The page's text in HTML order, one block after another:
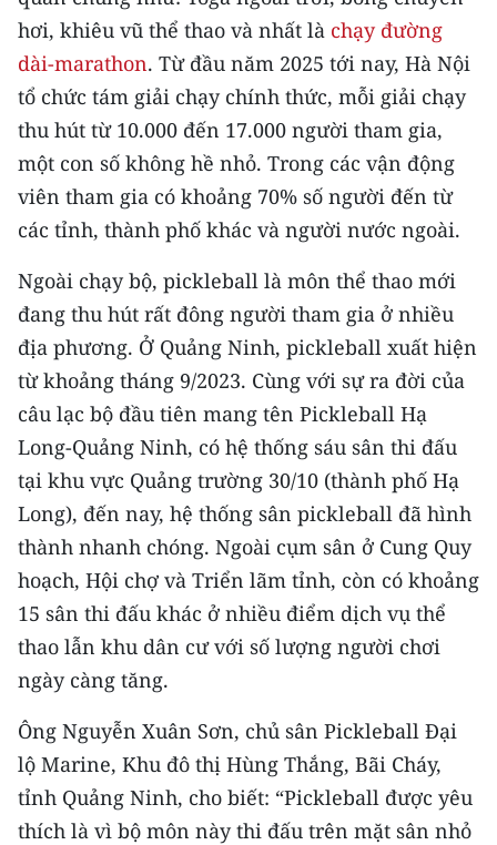
Đồng bằng sông Hồng
Bắc Trung Bộ
Duyên hải Nam Trung Bộ và Tây
Nguyên
Đông Nam Bộ
Đồng bằng sông Cửu Long
Chuyên trang Hà Nội
Chuyên trang TP. Hồ Chí Minh
CHUYÊN ĐỀ
CÁC CHUYÊN TRANG
VỀ BÁO NHÂN DÂN
THỜI NAY
NHÂN DÂN CUỐI TUẦN
NHÂN DÂN HẰNG THÁNG
MUA BÁO
ĐỌC BÁO IN
hơi, khiêu vũ thể thao và nhất là chạy đường
dài-marathon. Từ đầu năm 2025 tới nay, Hà Nội
tổ chức tám giải chạy chính thức, mỗi giải chạy
thu hút từ 10.000 đến 17.000 người tham gia,
một con số không hề nhỏ. Trong các vận động
viên tham gia có khoảng 70% số người đến từ
các tỉnh, thành phố khác và người nước ngoài.
Ngoài chạy bộ, pickleball là môn thể thao mới
đang thu hút rất đông người tham gia ở nhiều
địa phương. Ở Quảng Ninh, pickleball xuất hiện
từ khoảng tháng 9/2023. Cùng với sự ra đời của
câu lạc bộ đầu tiên mang tên Pickleball Hạ
Long-Quảng Ninh, có hệ thống sáu sân thi đấu
tại khu vực Quảng trường 30/10 (thành phố Hạ
Long), đến nay, hệ thống sân pickleball đã hình
thành nhanh chóng. Ngoài cụm sân ở Cung Quy
hoạch, Hội chợ và Triển lãm tỉnh, còn có khoảng
15 sân thi đấu khác ở nhiều điểm dịch vụ thể
thao lẫn khu dân cư với số lượng người chơi
ngày càng tăng.
Ông Nguyễn Xuân Sơn, chủ sân Pickleball Đại
lộ Marine, Khu đô thị Hùng Thắng, Bãi Cháy,
tỉnh Quảng Ninh, cho biết: “Pickleball được yêu
thích là vì bộ môn này thi đấu trên mặt sân nhỏ